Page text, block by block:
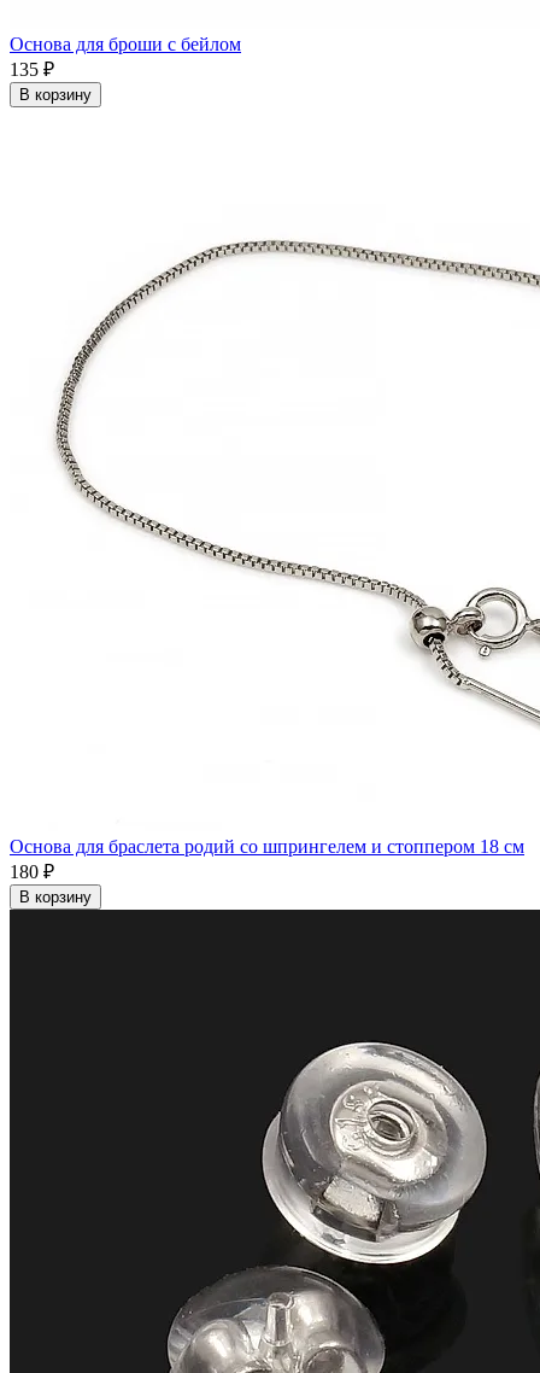
Основа для броши с бейлом
135 ₽
В корзину
Основа для браслета родий со шпрингелем и стоппером 18 см
180 ₽
В корзину